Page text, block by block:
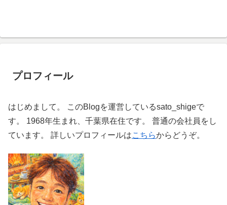
プロフィール
はじめまして。 このBlogを運営しているsato_shigeで
す。 1968年生まれ、千葉県在住です。 普通の会社員をし
ています。 詳しいプロフィールはこちらからどうぞ。